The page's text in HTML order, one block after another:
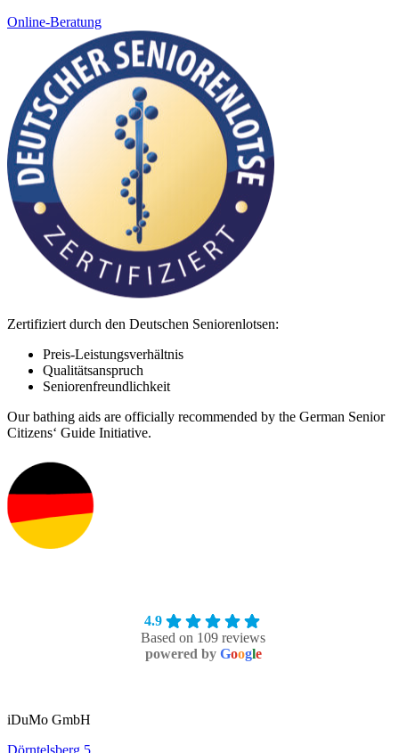
Online-Beratung
Zertifiziert durch den Deutschen Seniorenlotsen:
Preis-Leistungsverhältnis
Qualitätsanspruch
Seniorenfreundlichkeit
Our bathing aids are officially recommended by the German Senior
Citizens‘ Guide Initiative.
4.9
Based on 109 reviews
powered by Google
iDuMo GmbH
Dörntelsberg 5